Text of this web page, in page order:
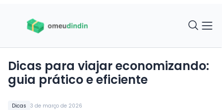
Dicas 3 de março de 2026
Dicas para viajar economizando:
guia prático e eficiente